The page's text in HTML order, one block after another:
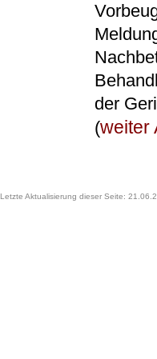
der
(weiter
Letzte Aktualisierung dieser Seite: